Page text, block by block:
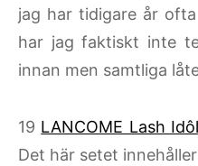
jag har tidigare år
har jag faktiskt inte
innan men samtliga
19 LANCOME Lash
Det här setet